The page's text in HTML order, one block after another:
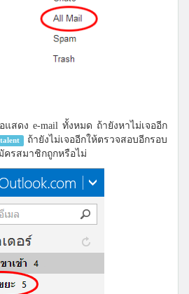
แสดง e-mail ทั้งหมด ถ้ายังหาไม่เจออีก
ถ้ายังไม่เจออีกให้ตรวจสอบอีกรอบ
ครสมาชิกถูกหรือไม่